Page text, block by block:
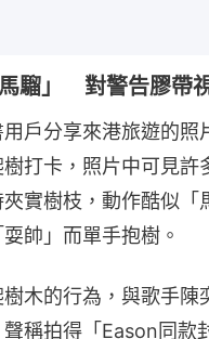
騮」 對警告膠帶
戶分享來港旅遊的照
打卡，照片中可見許
實樹枝，動作酷似「
帥」而單手抱樹。
木的行為，與歌手陳
稱拍得「Eason同款